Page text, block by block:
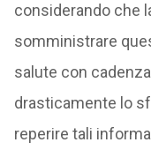
considerando che
somministrare
salute con
drasticamente lo
reperire tali